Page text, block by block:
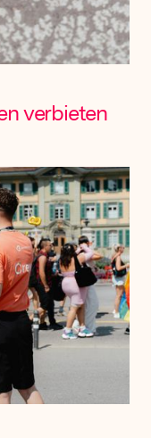
verbieten